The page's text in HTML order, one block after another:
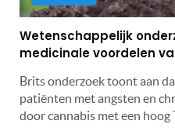
Wetenschappelijk
medicinale voordelen
Brits onderzoek toont aan
patiënten met angsten en
door cannabis met een hoog